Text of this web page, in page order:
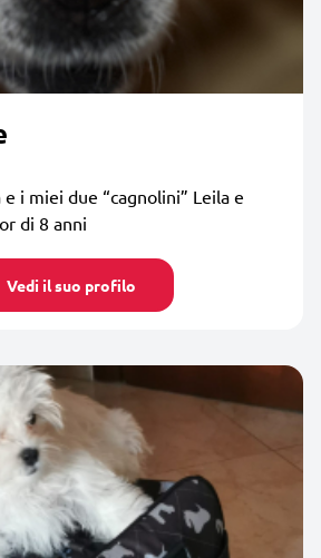
e i miei due “cagnolini” Leila e
di 8 anni
Vedi il suo profilo